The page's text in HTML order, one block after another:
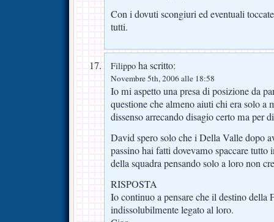
Con i dovuti scongiuri ed eventuali
tutti.
Filippo ha scritto:
Novembre 5th, 2006 alle 18:58
Io mi aspetto una presa di posizione da
questione che almeno aiuti chi era solo a
dissenso arrecando disagio certo ma per
David spero solo che i Della Valle dopo
passino hai fatti dovevamo spaccare tutto
della squadra pensando solo a loro non
RISPOSTA
Io continuo a pensare che il destino della
indissolubilmente legato al loro.